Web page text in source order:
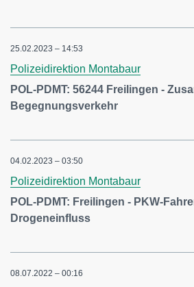
25.02.2023 – 14:53
Polizeidirektion Montabaur
POL-PDMT: 56244 Freilingen -
Begegnungsverkehr
04.02.2023 – 03:50
Polizeidirektion Montabaur
POL-PDMT: Freilingen - PKW-
Drogeneinfluss
08.07.2022 – 00:16